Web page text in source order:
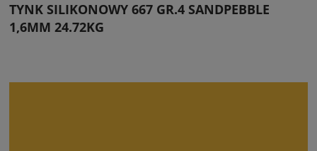
TYNK SILIKONOWY 667 GR.4 SANDPEBBLE
1,6MM 24.72KG